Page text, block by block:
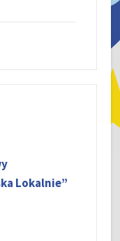
Lokalnie”